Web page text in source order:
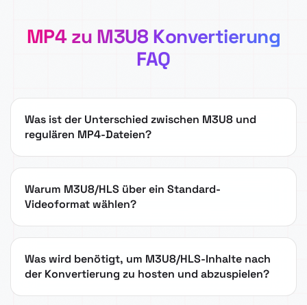
MP4 zu M3U8 Konvertierung
FAQ
Was ist der Unterschied zwischen M3U8 und
regulären MP4-Dateien?
Warum M3U8/HLS über ein Standard-
Videoformat wählen?
Was wird benötigt, um M3U8/HLS-Inhalte nach
der Konvertierung zu hosten und abzuspielen?